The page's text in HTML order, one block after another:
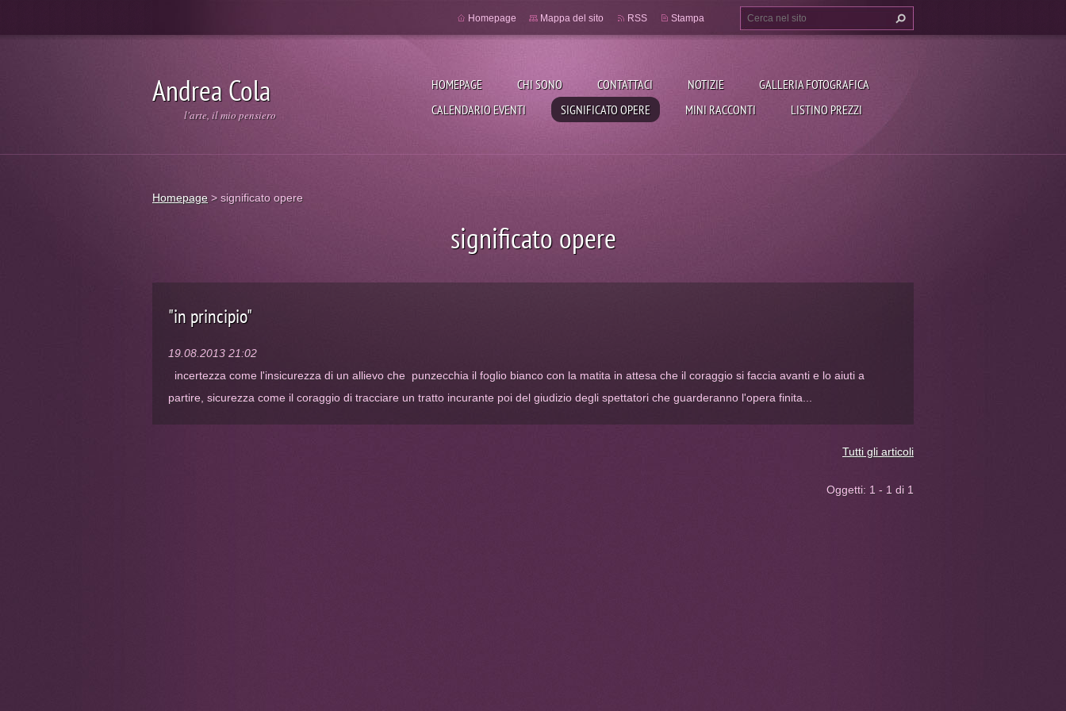
Andrea Cola
l'arte, il mio pensiero
HOMEPAGE CHI SONO CONTATTACI NOTIZIE
GALLERIA FOTOGRAFICA
CALENDARIO EVENTI
SIGNIFICATO OPERE MINI RACCONTI LISTINO PREZZI
Homepage Mappa del sito RSS Stampa
Homepage >significato opere
significato opere
"in principio"
19.08.2013 21:02
incertezza come l'insicurezza di un allievo che punzecchia il foglio bianco con la matita in attesa che il coraggio si faccia avanti e lo aiuti a
partire, sicurezza come il coraggio di tracciare un tratto incurante poi del giudizio degli spettatori che guarderanno l'opera finita...
Tutti gli articoli
Oggetti: 1 - 1 di 1